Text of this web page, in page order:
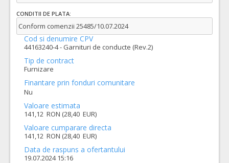
CONDITII DE PLATA:
Conform comenzii 25485/10.07.2024
Cod si denumire CPV
44163240-4 - Garnituri de conducte (Rev.2)
Tip de contract
Furnizare
Finantare prin fonduri comunitare
Nu
Valoare estimata
141,12 RON (28,40 EUR)
Valoare cumparare directa
141,12 RON (28,40 EUR)
Data de raspuns a ofertantului
19.07.2024 15:16